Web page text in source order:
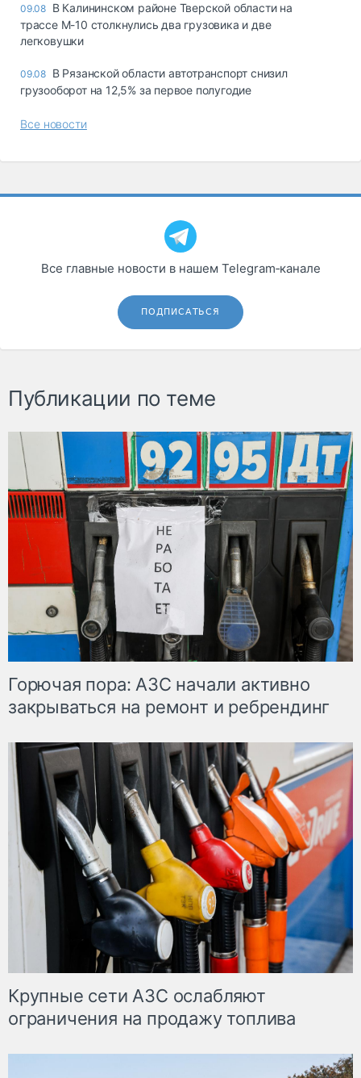
09.08 В Калининском районе Тверской области на
трассе М-10 столкнулись два грузовика и две
легковушки
09.08 В Рязанской области автотранспорт снизил
грузооборот на 12,5% за первое полугодие
Все новости
Все главные новости в нашем Telegram‑канале
ПОДПИСАТЬСЯ
Публикации по теме
Горючая пора: АЗС начали активно
закрываться на ремонт и ребрендинг
Крупные сети АЗС ослабляют
ограничения на продажу топлива